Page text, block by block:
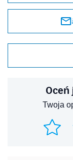
Oceń
Twoja